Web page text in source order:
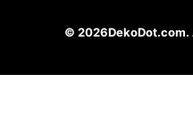
© 2026